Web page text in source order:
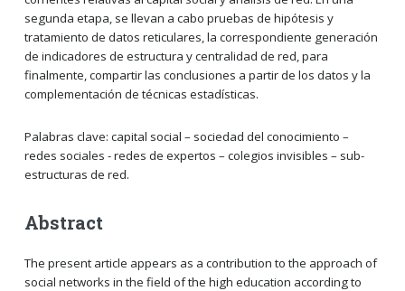
segunda etapa, se llevan a cabo pruebas de hipótesis y
tratamiento de datos reticulares, la correspondiente generación
de indicadores de estructura y centralidad de red, para
finalmente, compartir las conclusiones a partir de los datos y la
complementación de técnicas estadísticas.
Palabras clave: capital social – sociedad del conocimiento –
redes sociales - redes de expertos – colegios invisibles – sub-
estructuras de red.
Abstract
The present article appears as a contribution to the approach of
social networks in the field of the high education according to